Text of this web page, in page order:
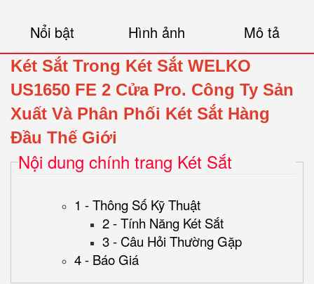
Nổi bật Hình ảnh Mô tả
Két Sắt Trong Két Sắt WELKO
US1650 FE 2 Cửa Pro. Công Ty Sản
Xuất Và Phân Phối Két Sắt Hàng
Đầu Thế Giới
Nội dung chính trang Két Sắt
1 - Thông Số Kỹ Thuật
2 - Tính Năng Két Sắt
3 - Câu Hỏi Thường Gặp
4 - Báo Giá